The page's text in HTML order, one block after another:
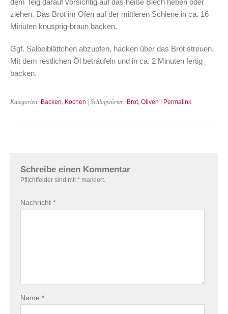
ziehen. Das Brot im Ofen auf der mittleren Schiene in ca. 16
Minuten knusprig-braun backen.
Ggf. Salbeiblättchen abzupfen, hacken über das Brot streuen.
Mit dem restlichen Öl beträufeln und in ca. 2 Minuten fertig
backen.
Kategorien: Backen Kochen | Schlagwörter: Brot, Oliven | Permalink
Schreibe einen Kommentar
Pflichtfelder sind mit * markiert.
Nachricht *
Name *